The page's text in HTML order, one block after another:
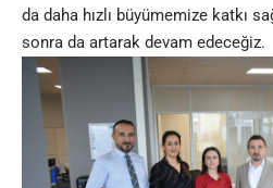
da daha hızlı büyümemize katkı
sonra da artarak devam edeceğiz.